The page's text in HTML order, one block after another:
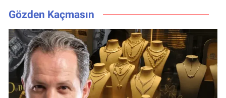
kaçta?
Gözden Kaçmasın